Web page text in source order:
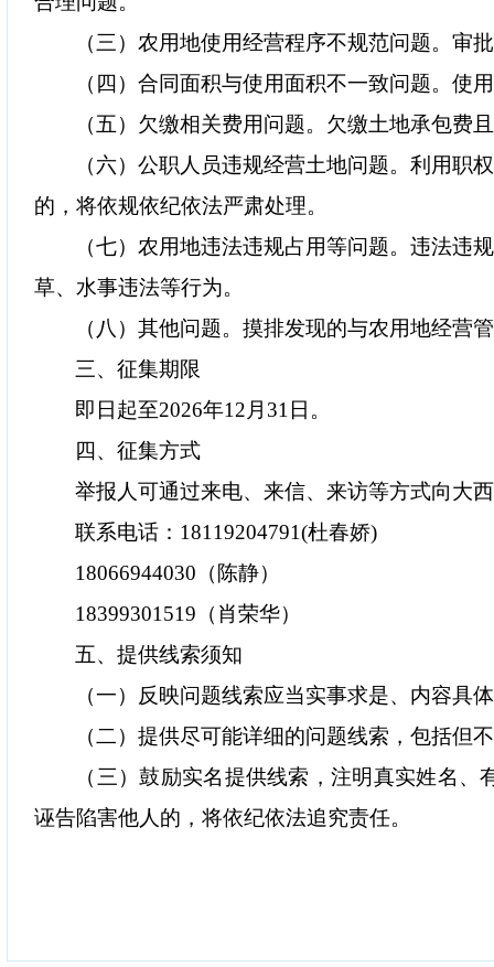
（三）农用地使用经营程序不规范问题。审
（四）合同面积与使用面积不一致问题。使
（五）欠缴相关费用问题。欠缴土地承包费
（六）公职人员违规经营土地问题。利用
的，将依规依纪依法严肃处理。
（七）农用地违法违规占用等问题。违法
草、水事违法等行为。
（八）其他问题。摸排发现的与农用地经营
三、征集期限
即日起至2026年12 月 31 日。
四、征集方式
举报人可通过来电、来信、来访等方式向大
联系电话： 18119204791(杜春娇)
18066944030 （陈静）
18399301519 （肖荣华）
五、提供线索须知
（一）反映问题线索应当实事求是、内容具
（二）提供尽可能详细的问题线索，包括但
（三）鼓励实名提供线索，注明真实姓名
诬告陷害他人的，将依纪依法追究责任。